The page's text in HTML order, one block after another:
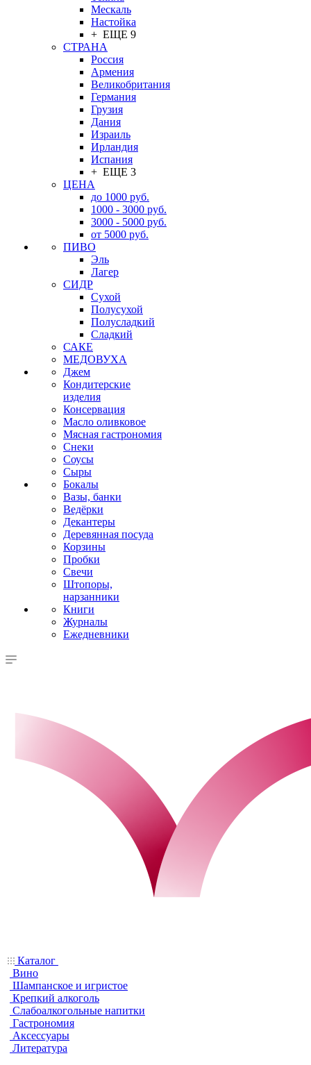
Мескаль
Настойка
+ ЕЩЕ 9
СТРАНА
Россия
Армения
Великобритания
Германия
Грузия
Дания
Израиль
Ирландия
Испания
+ ЕЩЕ 3
ЦЕНА
до 1000 руб.
1000 - 3000 руб.
3000 - 5000 руб.
от 5000 руб.
ПИВО
Эль
Лагер
СИДР
Сухой
Полусухой
Полусладкий
Сладкий
САКЕ
МЕДОВУХА
Джем
Кондитерские
изделия
Консервация
Масло оливковое
Мясная гастрономия
Снеки
Соусы
Сыры
Бокалы
Вазы, банки
Ведёрки
Декантеры
Деревянная посуда
Корзины
Пробки
Свечи
Штопоры,
нарзанники
Книги
Журналы
Ежедневники
Каталог
Вино
Шампанское и игристое
Крепкий алкоголь
Слабоалкогольные напитки
Гастрономия
Аксессуары
Литература